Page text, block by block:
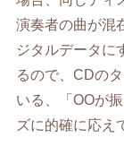
演奏者の曲が混
ジタルデータに
るので、CDの
いる、「OOが
ズに的確に応え